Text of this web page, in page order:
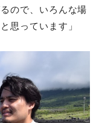
ので、いろんな場
思っています」